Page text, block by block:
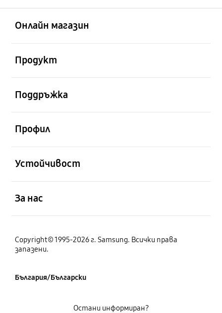
Онлайн магазин
Продукт
Поддръжка
Профил
Устойчивост
За нас
Copyright© 1995-2026 г. Samsung. Всички права
запазени.
България/Български
Остани информиран?